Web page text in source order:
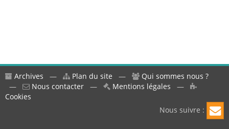
Archives — Plan du site —
Qui sommes nous ?
—
Nous contacter — Mentions légales —
Cookies
Nous suivre :